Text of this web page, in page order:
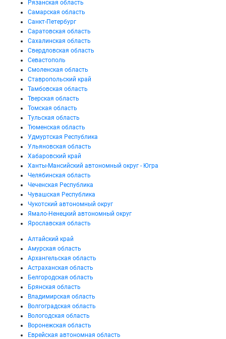
Рязанская область
Самарская область
Санкт-Петербург
Саратовская область
Сахалинская область
Свердловская область
Севастополь
Смоленская область
Ставропольский край
Тамбовская область
Тверская область
Томская область
Тульская область
Тюменская область
Удмуртская Республика
Ульяновская область
Хабаровский край
Ханты-Мансийский автономный округ - Югра
Челябинская область
Чеченская Республика
Чувашская Республика
Чукотский автономный округ
Ямало-Ненецкий автономный округ
Ярославская область
Алтайский край
Амурская область
Архангельская область
Астраханская область
Белгородская область
Брянская область
Владимирская область
Волгоградская область
Вологодская область
Воронежская область
Еврейская автономная область